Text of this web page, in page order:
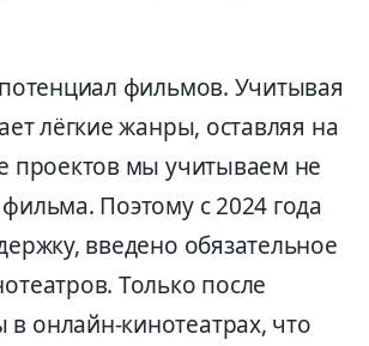
фильмов. Учитывая
лёгкие жанры, оставляя на
проектов мы учитываем не
Поэтому с 2024 года
введено обязательное
Только после
онлайн-кинотеатрах, что